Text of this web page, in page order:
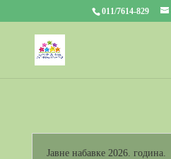
011/7614-829
Јавне набавке 2026. година.